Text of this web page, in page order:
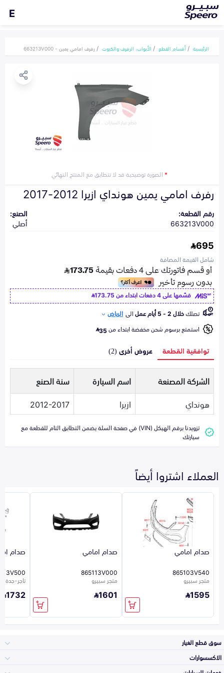
E
الرئيسية أقسام القطع الأبواب، الرفرف والكبوت رفرف امامي يمين - 663213V000
*الصورة توضيحية قد لا تتطابق مع المنتج النهائي
رفرف امامي يمين هونداي ازيرا 2012-2017
رقم القطعة:
663213V000
الصنع:
أصلي
695
شامل القيمة المضافة
قسّمها على 4 دفعات ابتداء من
173.75
تصلكخلال 2 - 5 أيام عمل الى الرياض
استمتع برسوم شحن مخفضة ابتداء من35
توافقية القطعة عروض أخرى (2)
الشركة المصنعة اسم السيارة
سنة الصنع
هونداي
ازيرا 2012-2017
تزويدنا برقم الهيكل (VIN) في صفحة السلة يضمن التطابق التام للقطعة مع
سيارتك
العملاء اشتروا أيضاً
صدام امامي
865103V540
متجر سبيرو
1595
صدام امامي
865113V000
متجر سبيرو
1601
صدام
تاجر-جدة-923
1732
سوق قطع الغيار
الاكسسوارات